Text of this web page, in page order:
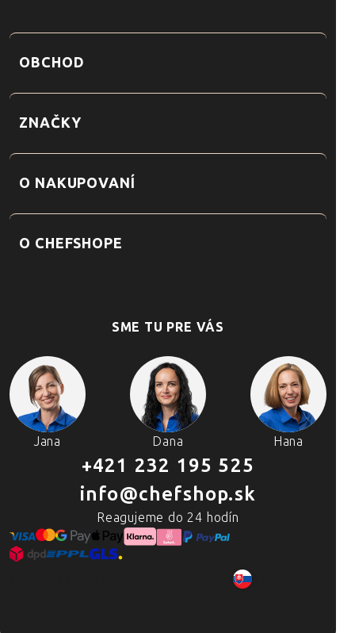
OBCHOD
ZNAČKY
O NAKUPOVANÍ
O CHEFSHOPE
SME TU PRE VÁS
Jana Dana Hana
+421 232 195 525
info@chefshop.sk
Reagujeme do 24 hodín